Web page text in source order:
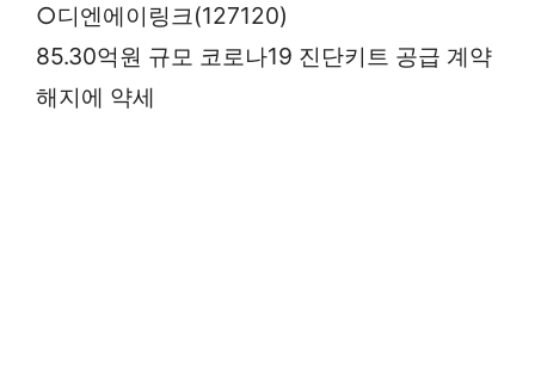
○디엔에이링크(127120)
85.30억원 규모 코로나19 진단키트 공급 계약
해지에 약세